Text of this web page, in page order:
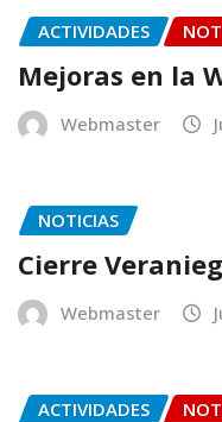
ACTIVIDADES
Mejoras en la
Webmaster
NOTICIAS
Cierre
Webmaster
ACTIVIDADES